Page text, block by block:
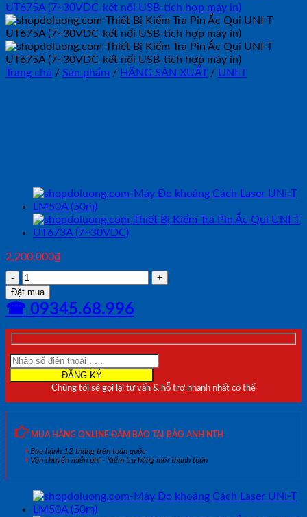
Trang chủ / Sản phẩm / HÃNG SẢN XUẤT / UNI-T
2,200,000₫
Thiết
Bị
Kiểm
Tra
Pin
Ắc
Qui
UNI-
T
UT675A
nối
USB-
tích
số
Đặt mua
☎ 09345.68.996
Chúng tôi sẽ gọi lại tư vấn & hỗ trợ nhanh nhất có thể
MUA HÀNG ONLINE ĐẢM BẢO TẠI BẢO ANH NTH
Bảo hành 12 tháng trên toàn quốc
Vận chuyển miễn phí - Kiểm tra hàng mới thanh toán